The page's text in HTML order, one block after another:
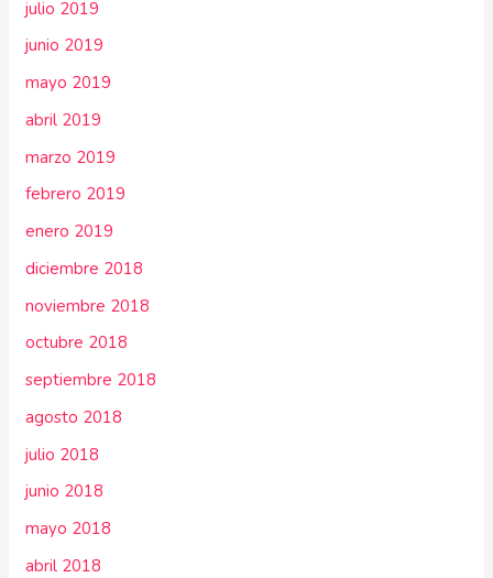
julio 2019
junio 2019
mayo 2019
abril 2019
marzo 2019
febrero 2019
enero 2019
diciembre 2018
noviembre 2018
octubre 2018
septiembre 2018
agosto 2018
julio 2018
junio 2018
mayo 2018
abril 2018